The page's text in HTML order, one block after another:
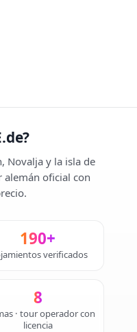
Novalja y la isla de
oficial con
190+
verificados
8
· tour operador con
licencia